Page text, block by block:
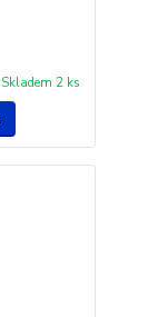
Skladem 2 ks